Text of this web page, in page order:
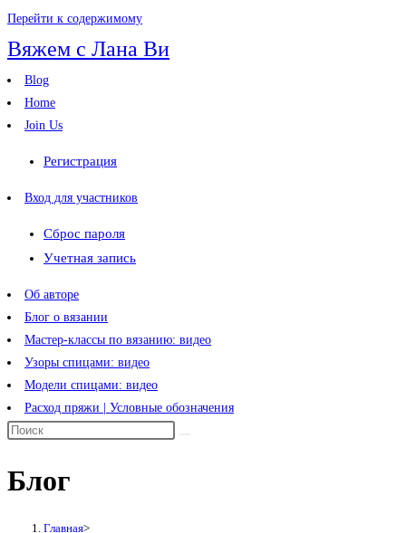
Перейти к содержимому
Вяжем с Лана Ви
Blog
Home
Join Us
Регистрация
Вход для участников
Сброс пароля
Учетная запись
Об авторе
Блог о вязании
Мастер-классы по вязанию: видео
Узоры спицами: видео
Модели спицами: видео
Расход пряжи | Условные обозначения
Блог
Главная>